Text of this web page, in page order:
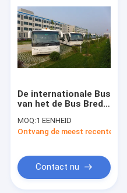
De internationale Bus
van het de Bus Brede
Luchthavenpendel
met Openbaar
DC24V 240W
MOQ:1 EENHEID
Ontvang de meest recente Prijs
Contact nu